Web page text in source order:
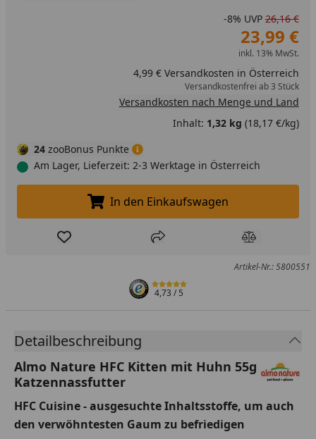
-8% UVP 26,16 €
23,99 €
inkl. 13% MwSt.
4,99 € Versandkosten in Österreich
Versandkostenfrei ab 3 Stück
Versandkosten nach Menge und Land
Inhalt: 1,32 kg (18,17 €/kg)
24 zooBonus Punkte
Am Lager, Lieferzeit: 2-3 Werktage in Österreich
In den Einkaufswagen legen
In den Einkaufswagen
Produkt zur Wunschliste hinzufügen
Teilen Produkt
Artikel-Nr.: 5800551
4,73/ 5
Detailbeschreibung
Almo Nature HFC Kitten mit Huhn 55g
Katzennassfutter
HFC Cuisine - ausgesuchte Inhaltsstoffe, um auch
den verwöhntesten Gaum zu befriedigen